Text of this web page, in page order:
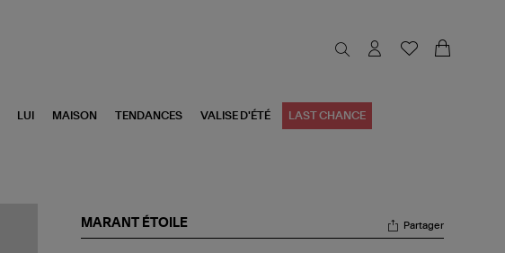
LUI MAISON TENDANCES VALISE D'ÉTÉ LAST CHANCE
MARANT ÉTOILE Partager